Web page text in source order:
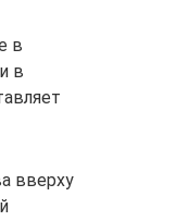
в
в
вверху